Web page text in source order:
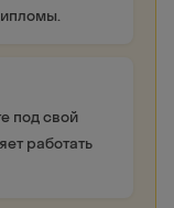
под свой
работать